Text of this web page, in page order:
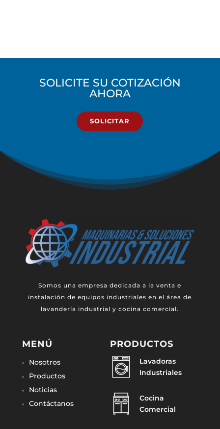
SOLICITE SU COTIZACIÓN
AHORA
SOLICITAR
Somos una empresa dedicada a la venta e
instalación de equipos industriales en el área de
lavandería industrial y cocina comercial.
MENÚ
Nosotros
Productos
Noticias
Contáctanos
PRODUCTOS
Lavadoras
Industriales
Cocina
Comercial